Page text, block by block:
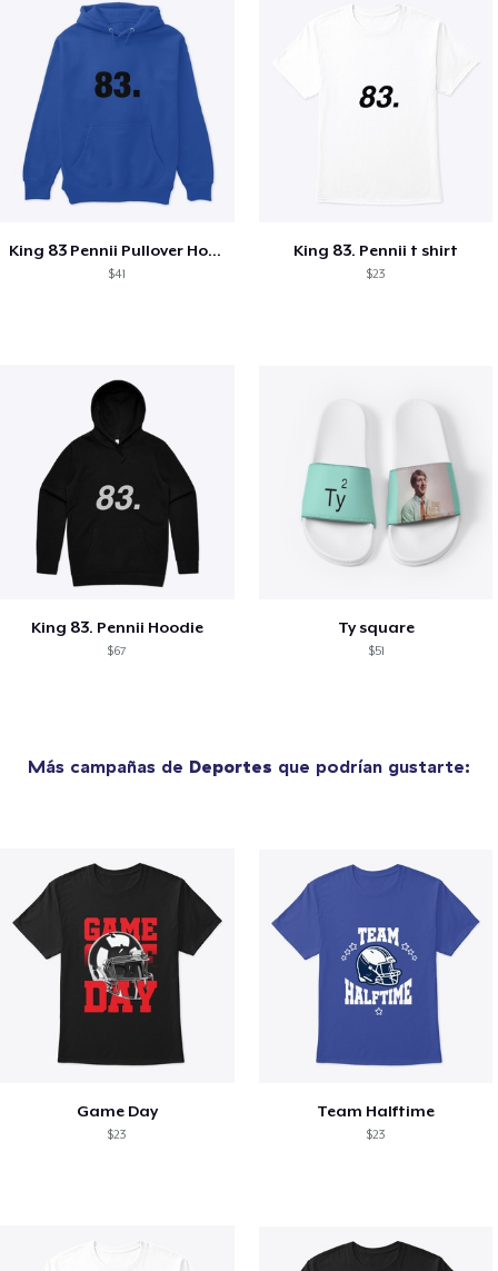
King 83 Pennii Pullover Hoodie
$41
King 83. Pennii t shirt
$23
King 83. Pennii Hoodie
$67
Ty square
$51
Más campañas de Deportes que podrían gustarte:
Game Day
$23
Team Halftime
$23